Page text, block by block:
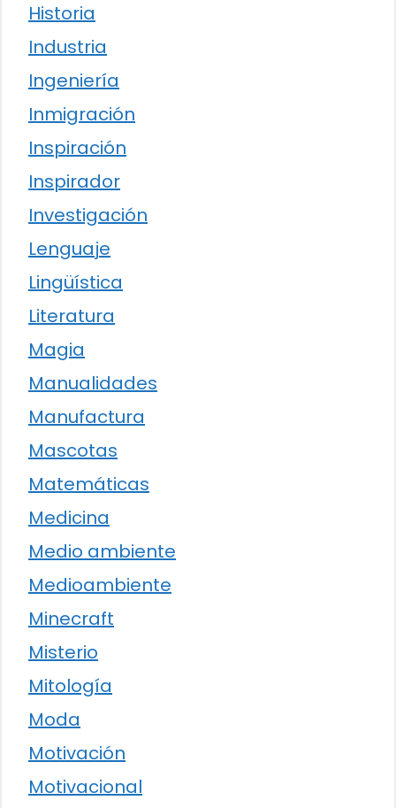
Historia
Industria
Ingeniería
Inmigración
Inspiración
Inspirador
Investigación
Lenguaje
Lingüística
Literatura
Magia
Manualidades
Manufactura
Mascotas
Matemáticas
Medicina
Medio ambiente
Medioambiente
Minecraft
Misterio
Mitología
Moda
Motivación
Motivacional